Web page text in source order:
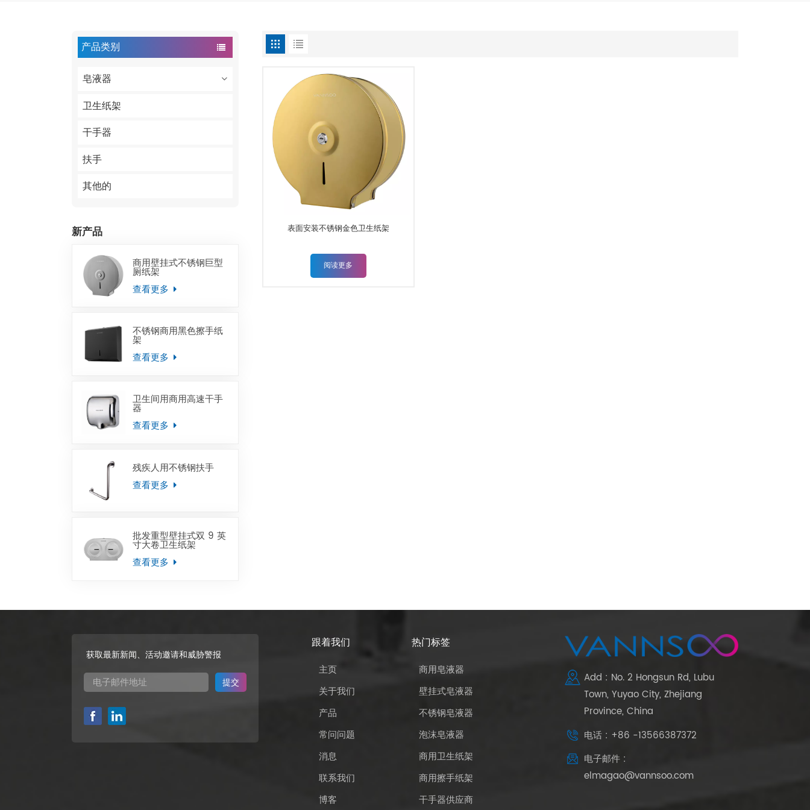
产品类别
皂液器
卫生纸架
干手器
扶手
其他的
新产品
商用壁挂式不锈钢巨型
厕纸架
查看更多
不锈钢商用黑色擦手纸
架
查看更多
卫生间用商用高速干手
器
查看更多
残疾人用不锈钢扶手
查看更多
批发重型壁挂式双 9 英
寸大卷卫生纸架
查看更多
表面安装不锈钢金色卫生纸架
阅读更多
获取最新新闻、活动邀请和威胁警报
跟着我们
主页
关于我们
产品
常问问题
消息
联系我们
博客
热门标签
商用皂液器
壁挂式皂液器
不锈钢皂液器
泡沫皂液器
商用卫生纸架
商用擦手纸架
干手器供应商
Add : No. 2 Hongsun Rd, Lubu
Town, Yuyao City, Zhejiang
Province, China
电话 : +86 -13566387372
电子邮件 :
elmagao@vannsoo.com